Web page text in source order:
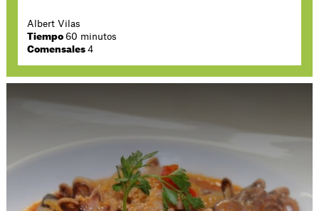
Albert Vilas
Tiempo60 minutos
Comensales4